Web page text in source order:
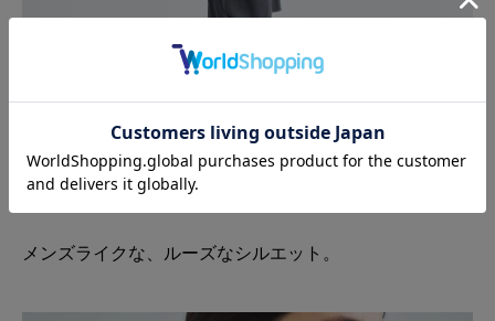
メンズライクな、ルーズなシルエット。